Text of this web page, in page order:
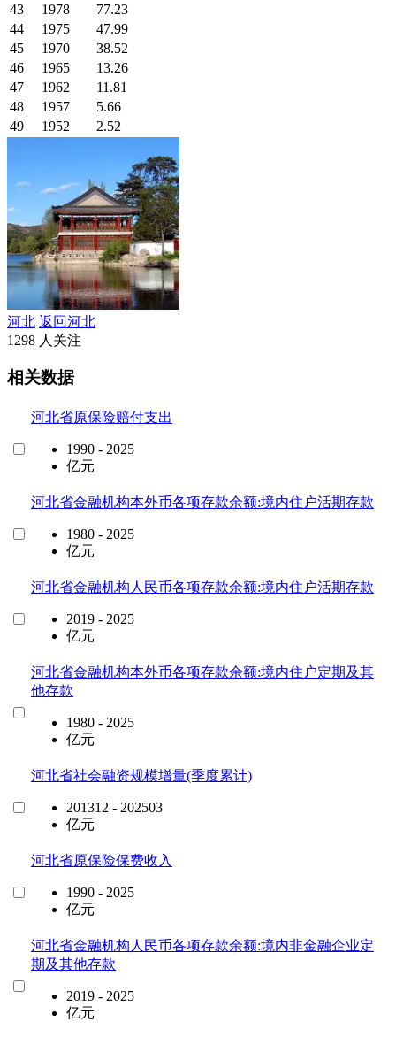
43
1978
77.23
44
1975
47.99
45
1970
38.52
46
1965
13.26
47
1962
11.81
48
1957
5.66
49
1952 2.52
河北 返回河北
1298 人关注
相关数据
河北省原保险赔付支出
1990 - 2025
亿元
河北省金融机构本外币各项存款余额:境内住户活期存款
1980 - 2025
亿元
河北省金融机构人民币各项存款余额:境内住户活期存款
2019 - 2025
亿元
河北省金融机构本外币各项存款余额:境内住户定期及其
他存款
1980 - 2025
亿元
河北省社会融资规模增量(季度累计)
201312 - 202503
亿元
河北省原保险保费收入
1990 - 2025
亿元
河北省金融机构人民币各项存款余额:境内非金融企业定
期及其他存款
2019 - 2025
亿元